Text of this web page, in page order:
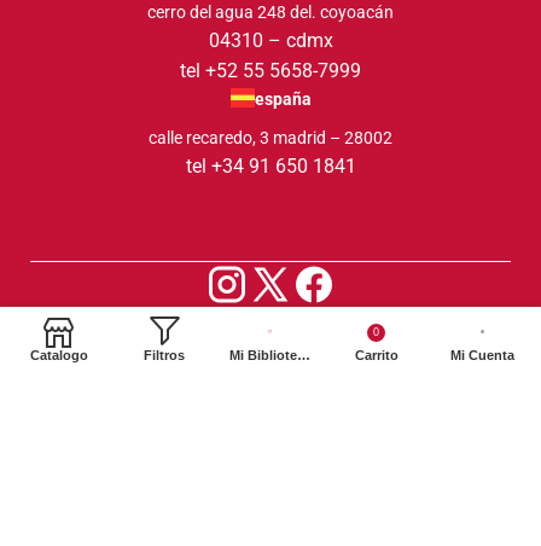
cerro del agua 248 del. coyoacán
04310 – cdmx
tel +52 55 5658-7999
españa
calle recaredo, 3 madrid – 28002
tel +34 91 650 1841
2024. Siglo XXI Editores Argentina ©️. Todos los derechos
reservados
Catalogo Filtros Mi Biblioteca
0
Carrito Mi Cuenta